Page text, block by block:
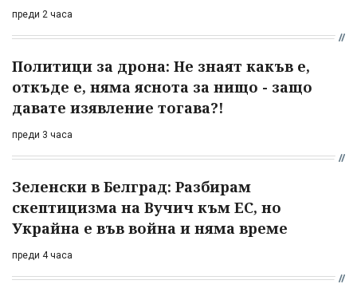
преди 2 часа
Политици за дрона: Не знаят какъв е,
откъде е, няма яснота за нищо - защо
давате изявление тогава?!
преди 3 часа
Зеленски в Белград: Разбирам
скептицизма на Вучич към ЕС, но
Украйна е във война и няма време
преди 4 часа